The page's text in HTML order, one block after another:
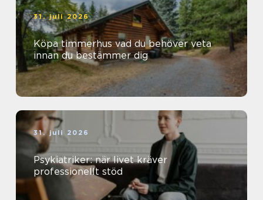
31. juli 2026
Köpa timmerhus vad du behöver veta
innan du bestämmer dig
31. juli 2026
Psykiatriker: när livet kräver
professionellt stöd